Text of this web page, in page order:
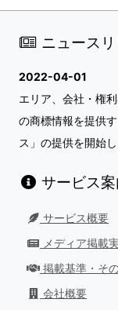
ニュース
2022-04-01
エリア、会社・権
の商標情報を提供
ス」の提供を開始し
サービス案
サービス概要
メディア掲載
掲載基準・そ
会社概要